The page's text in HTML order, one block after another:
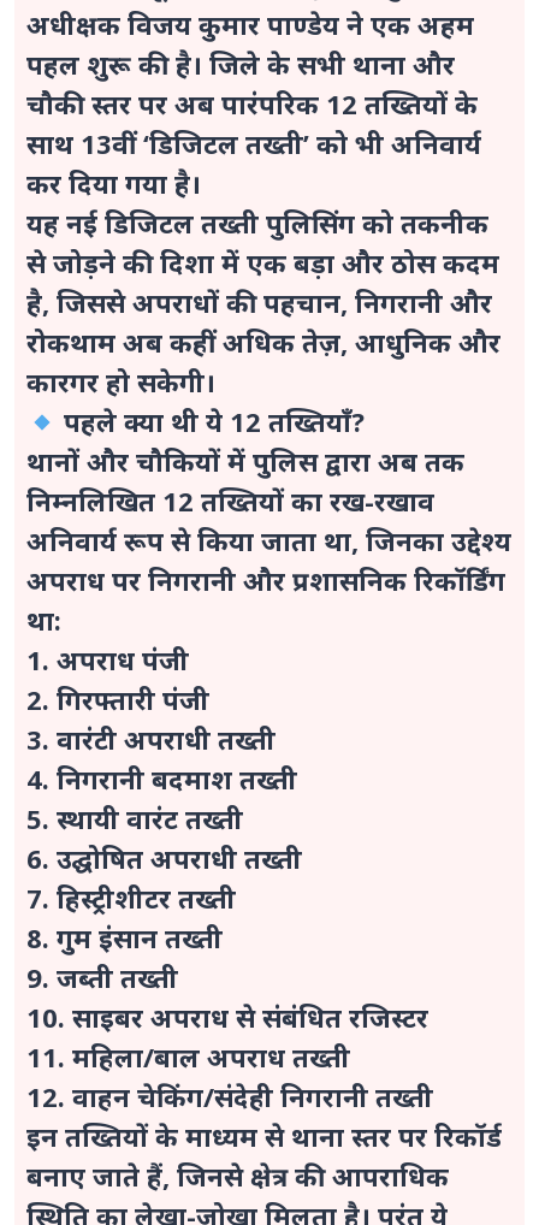
अधीक्षक विजय कुमार पाण्डेय ने एक अहम
पहल शुरू की है। जिले के सभी थाना और
चौकी स्तर पर अब पारंपरिक 12 तख्तियों के
साथ 13वीं ‘डिजिटल तख्ती’ को भी अनिवार्य
कर दिया गया है।
यह नई डिजिटल तख्ती पुलिसिंग को तकनीक
से जोड़ने की दिशा में एक बड़ा और ठोस कदम
है, जिससे अपराधों की पहचान, निगरानी और
रोकथाम अब कहीं अधिक तेज़, आधुनिक और
कारगर हो सकेगी।
पहले क्या थी ये 12 तख्तियाँ?
थानों और चौकियों में पुलिस द्वारा अब तक
निम्नलिखित 12 तख्तियों का रख-रखाव
अनिवार्य रूप से किया जाता था, जिनका उद्देश्य
अपराध पर निगरानी और प्रशासनिक रिकॉर्डिंग
था:
1. अपराध पंजी
2. गिरफ्तारी पंजी
3. वारंटी अपराधी तख्ती
4. निगरानी बदमाश तख्ती
5. स्थायी वारंट तख्ती
6. उद्घोषित अपराधी तख्ती
7. हिस्ट्रीशीटर तख्ती
8. गुम इंसान तख्ती
9. जब्ती तख्ती
10. साइबर अपराध से संबंधित रजिस्टर
11. महिला/बाल अपराध तख्ती
12. वाहन चेकिंग/संदेही निगरानी तख्ती
इन तख्तियों के माध्यम से थाना स्तर पर रिकॉर्ड
बनाए जाते हैं, जिनसे क्षेत्र की आपराधिक
स्थिति का लेखा-जोखा मिलता है। परंतु ये